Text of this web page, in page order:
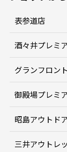
表参道店
酒々井プレミ
グランフロン
御殿場プレミ
昭島アウトド
三井アウトレ